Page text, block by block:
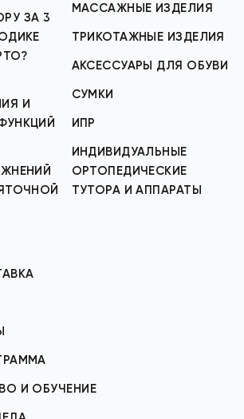
ЗА 3
И
МАССАЖНЫЕ ИЗДЕЛИЯ
ТРИКОТАЖНЫЕ ИЗДЕЛИЯ
АКСЕССУАРЫ ДЛЯ ОБУВИ
СУМКИ
ИПР
ИНДИВИДУАЛЬНЫЕ
ОРТОПЕДИЧЕСКИЕ
ТУТОРА И АППАРАТЫ
И ОБУЧЕНИЕ